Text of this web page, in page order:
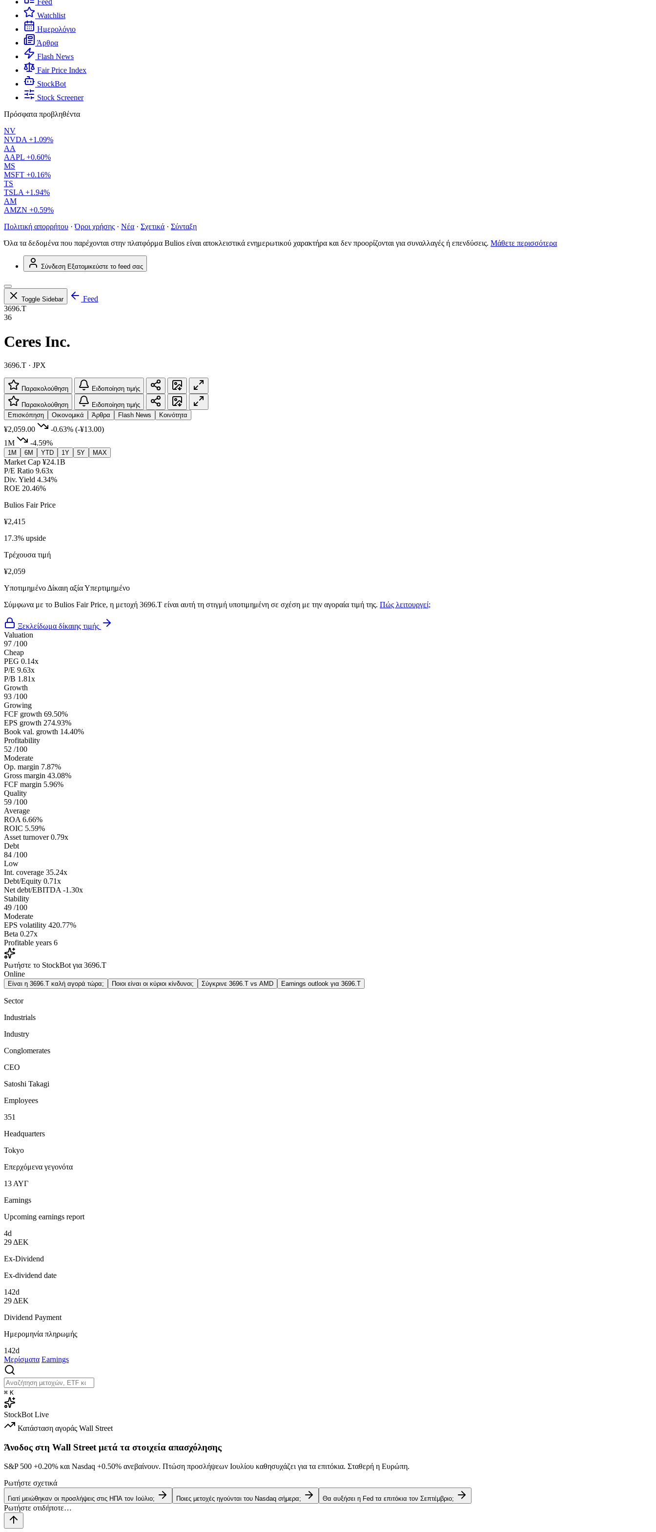
Feed
Watchlist
Ημερολόγιο
Άρθρα
Flash News
Fair Price Index
StockBot
Stock Screener
Πρόσφατα προβληθέντα
NV
NVDA +1.09%
AA
AAPL +0.60%
MS
MSFT +0.16%
TS
TSLA +1.94%
AM
AMZN +0.59%
Πολιτική απορρήτου · Όροι χρήσης · Νέα · Σχετικά · Σύνταξη
Όλα τα δεδομένα που παρέχονται στην πλατφόρμα Bulios είναι αποκλειστικά ενημερωτικού χαρακτήρα και δεν προορίζονται για συναλλαγές ή επενδύσεις. Μάθετε περισσότερα
Σύνδεση Εξατομικεύστε το feed σας
Toggle Sidebar
Feed
3696.T
36
Ceres Inc.
3696.T · JPX
Παρακολούθηση Ειδοποίηση τιμής
Παρακολούθηση
Ειδοποίηση τιμής
Επισκόπηση
Οικονομικά Άρθρα Flash News Κοινότητα
¥2,059.00 -0.63% (-¥13.00)
1M
-4.59%
1M 6M YTD 1Y 5Y MAX
Market Cap ¥24.1B
P/E Ratio 9.63x
Div. Yield 4.34%
ROE 20.46%
Bulios Fair Price
¥2,415
17.3% upside
Τρέχουσα τιμή
¥2,059
Υποτιμημένο Δίκαιη αξίαΥπερτιμημένο
Σύμφωνα με το Bulios Fair Price, η μετοχή 3696.T είναι αυτή τη στιγμή υποτιμημένη σε σχέση με την αγοραία τιμή της. Πώς λειτουργεί;
Ξεκλείδωμα δίκαιης τιμής
Valuation
97 /100
Cheap
PEG 0.14x
P/E 9.63x
P/B 1.81x
Growth
93 /100
Growing
FCF growth 69.50%
EPS growth 274.93%
Book val. growth 14.40%
Profitability
52 /100
Moderate
Op. margin 7.87%
Gross margin 43.08%
FCF margin 5.96%
Quality
59 /100
Average
ROA 6.66%
ROIC 5.59%
Asset turnover 0.79x
Debt
84 /100
Low
Int. coverage 35.24x
Debt/Equity 0.71x
Net debt/EBITDA -1.30x
Stability
49 /100
Moderate
EPS volatility 420.77%
Beta 0.27x
Profitable years 6
Ρωτήστε το StockBot για 3696.T
Online
Είναι η 3696.T καλή αγορά τώρα; Ποιοι είναι οι κύριοι κίνδυνοι; Σύγκρινε 3696.T vs AMD Earnings outlook για 3696.T
Sector
Industrials
Industry
Conglomerates
CEO
Satoshi Takagi
Employees
351
Headquarters
Tokyo
Επερχόμενα γεγονότα
13 ΑΥΓ
Earnings
Upcoming earnings report
4d
29 ΔΕΚ
Ex-Dividend
Ex-dividend date
142d
29 ΔΕΚ
Dividend Payment
Ημερομηνία πληρωμής
142d
Μερίσματα Earnings
⌘ K
StockBot Live
Κατάσταση αγοράς Wall Street
Άνοδος στη Wall Street μετά τα στοιχεία απασχόλησης
S&P 500 +0.20% και Nasdaq +0.50% ανεβαίνουν. Πτώση προσλήψεων Ιουλίου καθησυχάζει για τα επιτόκια. Σταθερή η Ευρώπη.
Ρωτήστε σχετικά
Γιατί μειώθηκαν οι προσλήψεις στις ΗΠΑ τον Ιούλιο; Ποιες μετοχές ηγούνται του Nasdaq σήμερα; Θα αυξήσει η Fed τα επιτόκια τον Σεπτέμβριο;